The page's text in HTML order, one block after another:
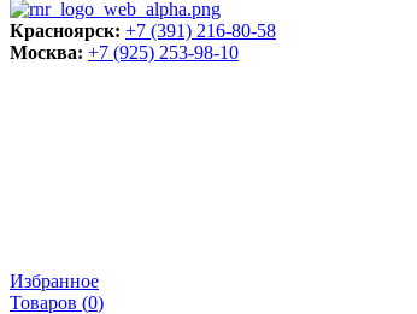
Красноярск: +7 (391) 216-80-58
Москва: +7 (925) 253-98-10
Избранное
Товаров (0)